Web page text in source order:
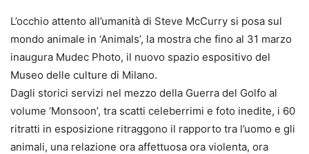
L’occhio attento all’umanità di Steve McCurry si posa sul
mondo animale in ‘Animals’, la mostra che fino al 31 marzo
inaugura Mudec Photo, il nuovo spazio espositivo del
Museo delle culture di Milano.
Dagli storici servizi nel mezzo della Guerra del Golfo al
volume ‘Monsoon’, tra scatti celeberrimi e foto inedite, i 60
ritratti in esposizione ritraggono il rapporto tra l’uomo e gli
animali, una relazione ora affettuosa ora violenta, ora